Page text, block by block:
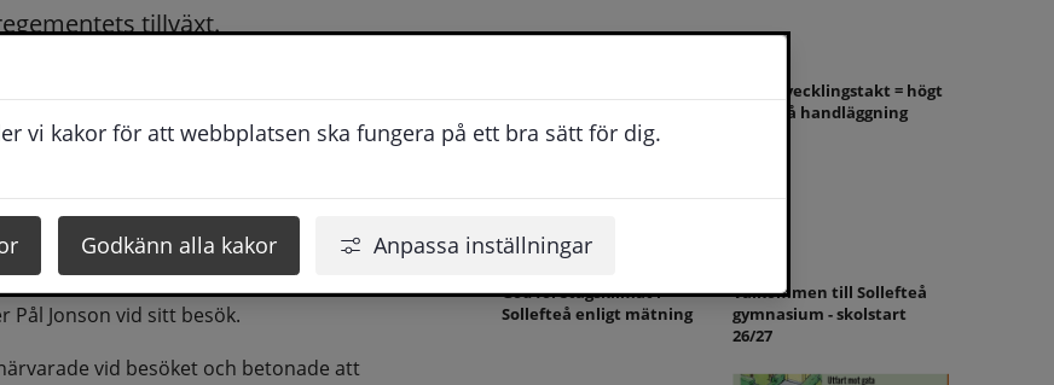
vi kakor för att webbplatsen ska fungera på ett bra sätt för dig.
Godkänn alla kakor Anpassa inställningar
tillväxt.
mycket har hänt sedan det föregående
Jag är imponerad av det engagemang som
stor betydelse och underlättar mycket.
om i landet, och det har ibland varit en
Men det engagemang som finns här,
Jonson vid sitt besök.
vid besöket och betonade att
akutvård och totalförsvar
Hög utvecklingstakt = högt
tryck på handläggning
God företagsklimat i
Sollefteå enligt mätning
Välkommen till Sollefteå
gymnasium - skolstart
26/27